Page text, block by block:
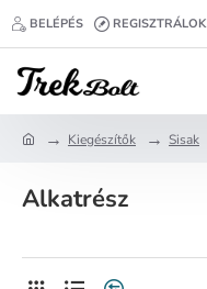
BELÉPÉS REGISZTRÁLOK
m
Kiegészítők Sisak
Alkatrész